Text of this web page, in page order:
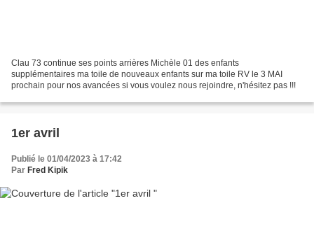
Clau 73 continue ses points arrières Michèle 01 des enfants
supplémentaires ma toile de nouveaux enfants sur ma toile RV le 3 MAI
prochain pour nos avancées si vous voulez nous rejoindre, n'hésitez pas !!!
1er avril
Publié le 01/04/2023 à 17:42
Par Fred Kipik